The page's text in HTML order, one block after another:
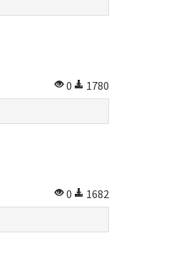
0
1780
0
1682